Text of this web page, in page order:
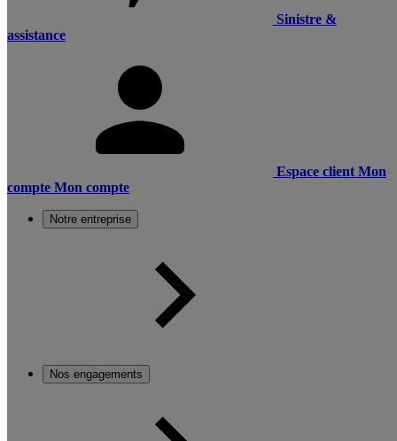
Sinistre &
assistance
Espace client Mon
compte Mon compte
Notre entreprise
Nos engagements